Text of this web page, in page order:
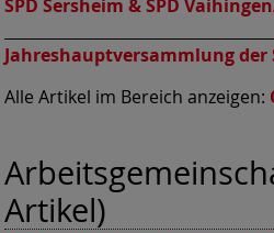
SPD Sersheim & SPD
Jahreshauptversammlung der
Alle Artikel im Bereich anzeigen:
Artikel)